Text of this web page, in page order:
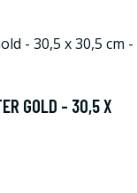
GOLD - 30,5 X